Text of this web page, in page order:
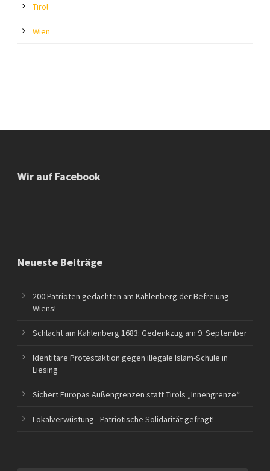
Tirol
Wien
Wir auf Facebook
Neueste Beiträge
200 Patrioten gedachten am Kahlenberg der Befreiung
Wiens!
Schlacht am Kahlenberg 1683: Gedenkzug am 9. September
Identitäre Protestaktion gegen illegale Islam-Schule in
Liesing
Sichert Europas Außengrenzen statt Tirols „Innengrenze“
Lokalverwüstung - Patriotische Solidarität gefragt!